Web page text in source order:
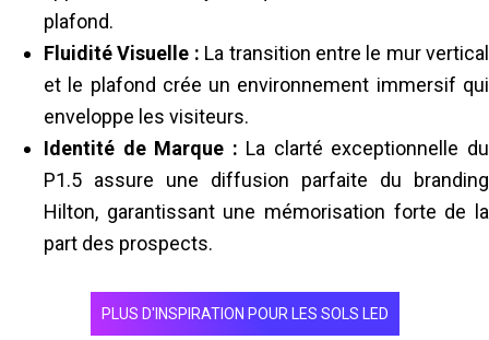
plafond.
Fluidité Visuelle : La transition entre le mur vertical
et le plafond crée un environnement immersif qui
enveloppe les visiteurs.
Identité de Marque : La clarté exceptionnelle du
P1.5 assure une diffusion parfaite du branding
Hilton, garantissant une mémorisation forte de la
part des prospects.
PLUS D'INSPIRATION POUR LES SOLS LED